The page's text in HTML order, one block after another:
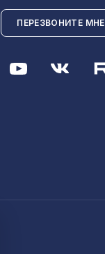
ПЕРЕЗВОНИТЕ МНЕ